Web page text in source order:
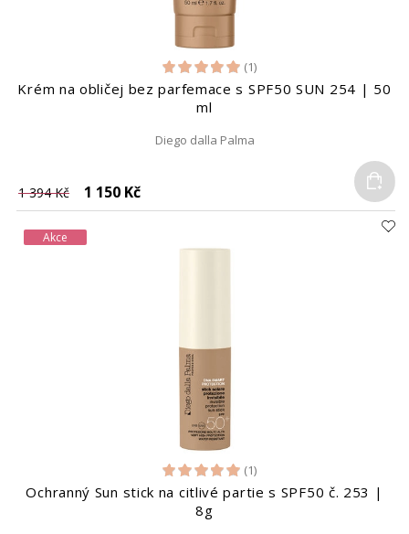
(1)
Krém na obličej bez parfemace s SPF50 SUN 254 | 50
ml
Diego dalla Palma
1 394 Kč 1 150 Kč
Akce
(1)
Ochranný Sun stick na citlivé partie s SPF50 č. 253 |
8g